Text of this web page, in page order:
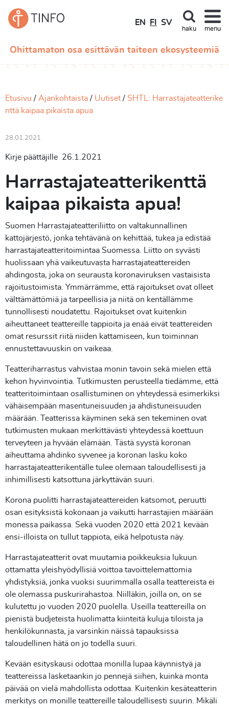
Ohittamaton osa esittävän taiteen ekosysteemiä
EN FI SV
haku menu
Etusivu Ajankohtaista Uutiset
SHTL: Harrastajateatterike
nttä kaipaa pikaista apua
28.01.2021
Kirje päättäjille 26.1.2021
Harrastajateatterikenttä
kaipaa pikaista apua!
Suomen Harrastajateatteriliitto on valtakunnallinen
kattojärjestö, jonka tehtävänä on kehittää, tukea ja edistää
harrastajateatteritoimintaa Suomessa. Liitto on syvästi
huolissaan yhä vaikeutuvasta harrastajateattereiden
ahdingosta, joka on seurausta koronaviruksen vastaisista
rajoitustoimista. Ymmärrämme, että rajoitukset ovat olleet
välttämättömiä ja tarpeellisia ja niitä on kentällämme
tunnollisesti noudatettu. Rajoitukset ovat kuitenkin
aiheuttaneet teattereille tappioita ja enää eivät teattereiden
omat resurssit riitä niiden kattamiseen, kun toiminnan
ennustettavuuskin on vaikeaa.
Teatteriharrastus vahvistaa monin tavoin sekä mielen että
kehon hyvinvointia. Tutkimusten perusteella tiedämme, että
teatteritoimintaan osallistuminen on yhteydessä esimerkiksi
vähäisempään masentuneisuuden ja ahdistuneisuuden
määrään. Teatterissa käyminen sekä sen tekeminen ovat
tutkimusten mukaan merkittävästi yhteydessä koettuun
terveyteen ja hyvään elämään. Tästä syystä koronan
aiheuttama ahdinko syvenee ja koronan lasku koko
harrastajateatterikentälle tulee olemaan taloudellisesti ja
inhimillisesti katsottuna järkyttävän suuri.
Korona puolitti harrastajateattereiden katsomot, peruutti
osan esityksistä kokonaan ja vaikutti harrastajien määrään
monessa paikassa. Sekä vuoden 2020 että 2021 kevään
ensi-illoista on tullut tappiota, eikä helpotusta näy.
Harrastajateatterit ovat muutamia poikkeuksia lukuun
ottamatta yleishyödyllisiä voittoa tavoittelemattomia
yhdistyksiä, jonka vuoksi suurimmalla osalla teattereista ei
ole olemassa puskurirahastoa. Niilläkin, joilla on, on se
kulutettu jo vuoden 2020 puolella. Useilla teattereilla on
pienistä budjeteista huolimatta kiinteitä kuluja tiloista ja
henkilökunnasta, ja varsinkin näissä tapauksissa
taloudellinen hätä on jo todella suuri.
Kevään esityskausi odottaa monilla lupaa käynnistyä ja
teattereissa lasketaankin jo pennejä siihen, kuinka monta
päivää on vielä mahdollista odottaa. Kuitenkin kesäteatterin
merkitys on monille teattereille taloudellisesti suurin. Mikäli